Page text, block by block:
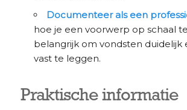
Documenteer als een
hoe je een voorwerp op schaal
belangrijk om vondsten duidelijk
vast te leggen.
Praktische informatie